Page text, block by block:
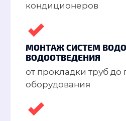
кондиционеров
МОНТАЖ СИСТЕМ
ВОДООТВЕДЕНИЯ
от прокладки труб
оборудования